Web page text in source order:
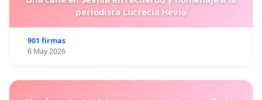
periodista Lucrecia Hevia
901 firmas
6 May 2026